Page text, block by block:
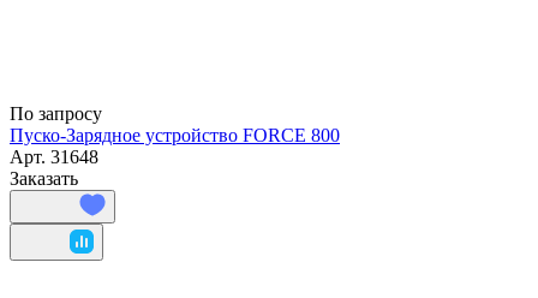
По запросу
Пуско-Зарядное устройство FORCE 800
Арт. 31648
Заказать